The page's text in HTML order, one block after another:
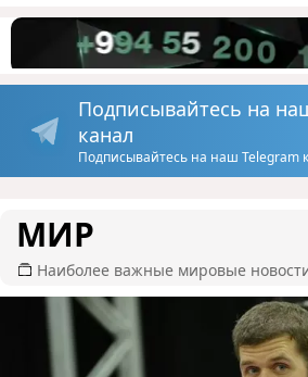
Подписывайтесь на
канал
Подписывайтесь на наш Telegram
МИР
Наиболее важные мировые